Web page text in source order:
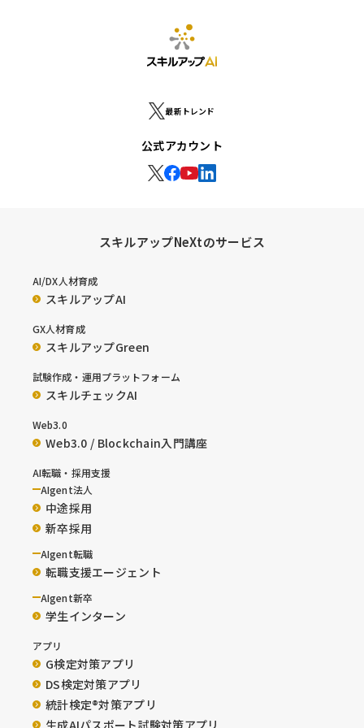
最新トレンド
公式アカウント
スキルアップNeXtのサービス
AI/DX人材育成
スキルアップAI
GX人材育成
スキルアップGreen
試験作成・運用プラットフォーム
スキルチェックAI
Web3.0
Web3.0 / Blockchain入門講座
AI転職・採用支援
AIgent法人
中途採用
新卒採用
AIgent転職
転職支援エージェント
AIgent新卒
学生インターン
アプリ
G検定対策アプリ
DS検定対策アプリ
統計検定®︎対策アプリ
生成AIパスポート試験対策アプリ